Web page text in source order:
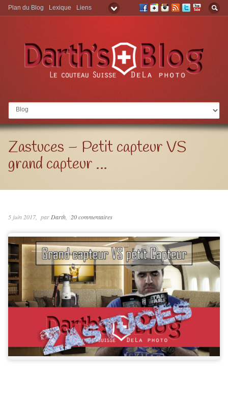
Aller à:
Plan du Blog Lexique Liens
Zastuces – Petit capteur VS
grand capteur …
5 juin 2017 parDarth 20 commentaires